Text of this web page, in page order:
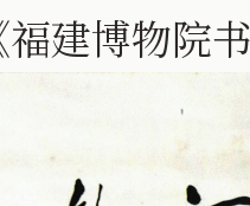
福建博物院